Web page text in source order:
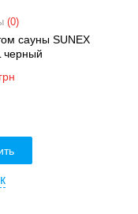
(0)
сауны SUNEX
черный
грн